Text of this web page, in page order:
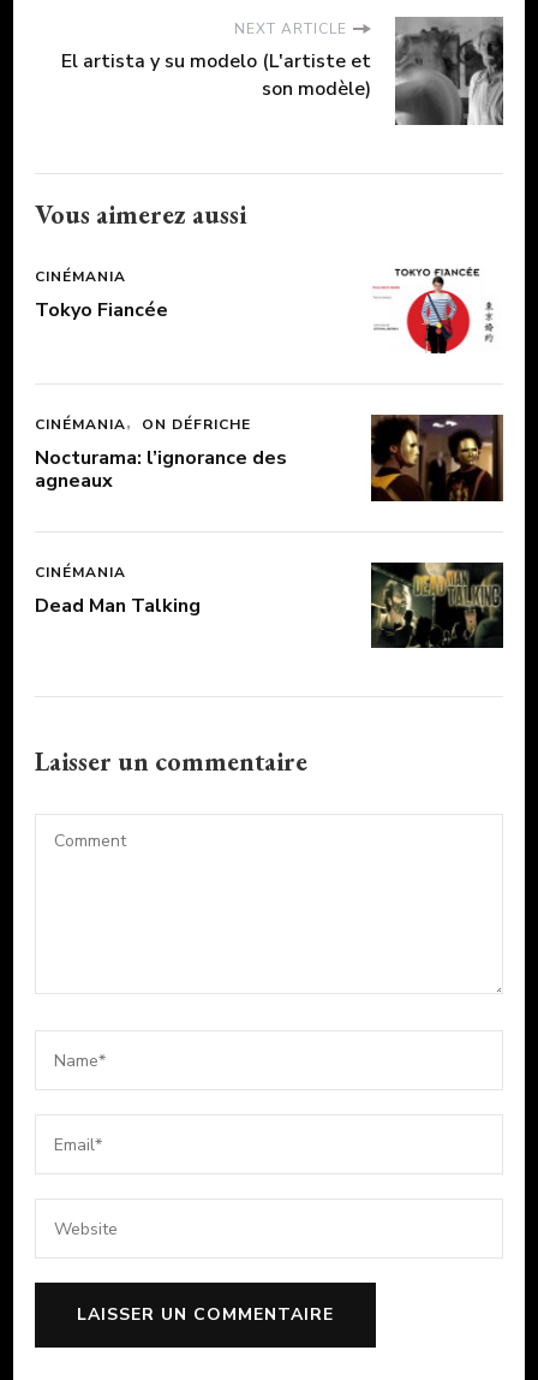
NEXT ARTICLE
El artista y su modelo (L'artiste et
son modèle)
Vous aimerez aussi
CINÉMANIA
Tokyo Fiancée
CINÉMANIA ON DÉFRICHE
Nocturama: l’ignorance des
agneaux
CINÉMANIA
Dead Man Talking
Laisser un commentaire